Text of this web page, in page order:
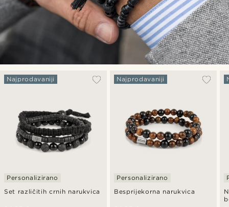
Set različitih crnih narukvica
Najprodavaniji
Personalizirano
Besprijekorna narukvica
Najprodavaniji
Personalizirano